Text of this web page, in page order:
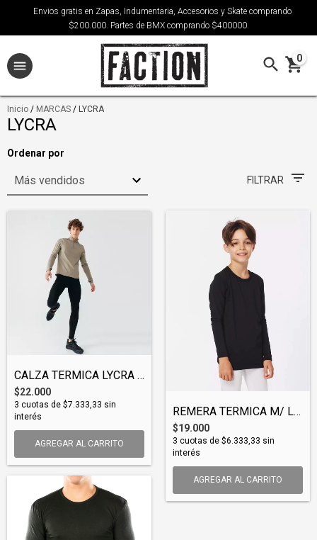
Envios gratis en Zapas, Indumentaria, Accesorios y Skate comprando
$200.000. Partes de BMX comprando $400000.
0
Inicio / MARCAS / LYCRA
LYCRA
Ordenar por
FILTRAR
CALZA TERMICA LYCRA (CATLYC001)
$22.000
3 cuotas de $7.333,33 sin
interés
AGREGAR AL CARRITO
REMERA TERMICA M/ LARGA LYCRA NIÑO (TSTL...
$19.000
3 cuotas de $6.333,33 sin
interés
AGREGAR AL CARRITO